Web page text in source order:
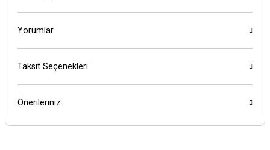
Yorumlar
Taksit Seçenekleri
Önerileriniz